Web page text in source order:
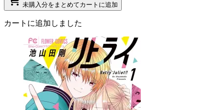
未購入分をまとめてカートに追加
カートに追加しました